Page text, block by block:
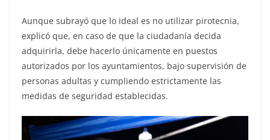
Aunque subrayó que lo ideal es no utilizar pirotecnia,
explicó que, en caso de que la ciudadanía decida
adquirirla, debe hacerlo únicamente en puestos
autorizados por los ayuntamientos, bajo supervisión de
personas adultas y cumpliendo estrictamente las
medidas de seguridad establecidas.